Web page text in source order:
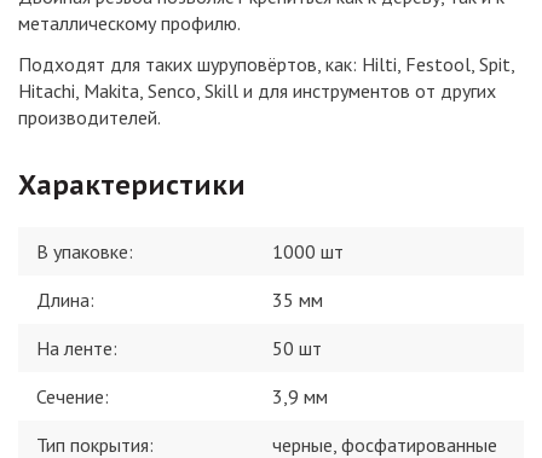
металлическому профилю.
Подходят для таких шуруповёртов, как: Hilti, Festool, Spit,
Hitachi, Makita, Senco, Skill и для инструментов от других
производителей.
Характеристики
В упаковке:
1000 шт
Длина:
35 мм
На ленте:
50 шт
Сечение:
3,9 мм
Тип покрытия:
черные, фосфатированные